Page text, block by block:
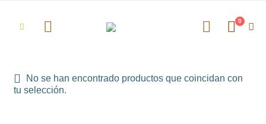
0
No se han encontrado productos que coincidan con
tu selección.